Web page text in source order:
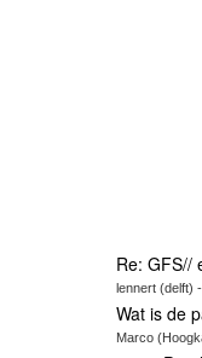
Re: GFS//
lennert (delft)
Wat is de
Marco